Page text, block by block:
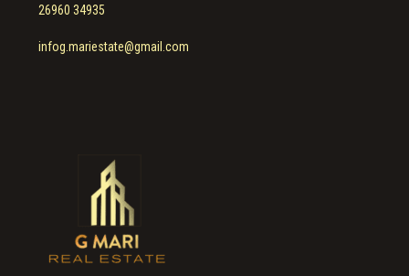
26960 34935
infog.mariestate@gmail.com